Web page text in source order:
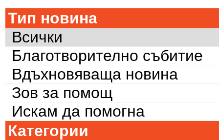
Тип новина
Всички
Благотворително събитие
Вдъхновяваща новина
Зов за помощ
Искам да помогна
Категории